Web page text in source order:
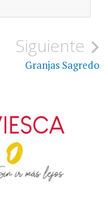
Siguiente
Granjas Sagredo